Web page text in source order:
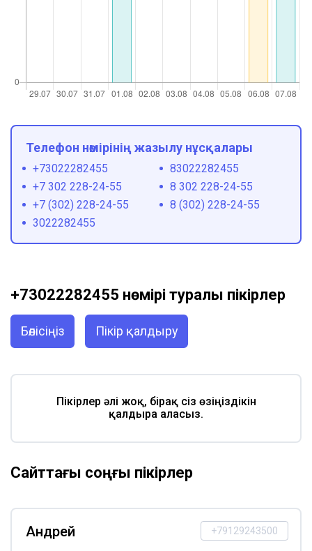
Телефон нөмірінің жазылу нұсқалары
+73022282455
83022282455
+7 302 228-24-55
8 302 228-24-55
+7 (302) 228-24-55
8 (302) 228-24-55
3022282455
+73022282455 нөмірі туралы пікірлер
Бөлісіңіз Пікір қалдыру
Пікірлер әлі жоқ, бірақ сіз өзіңіздікін
қалдыра аласыз.
Сайттағы соңғы пікірлер
+79129243500
Андрей